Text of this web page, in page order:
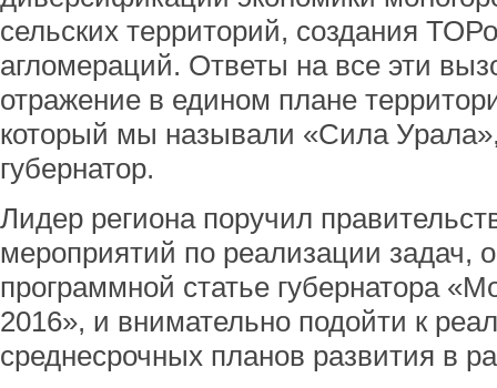
сельских территорий, создания
агломераций. Ответы на все эти
отражение в едином плане
который мы называли «Сила
губернатор.
Лидер региона поручил
мероприятий по реализации задач,
программной статье губернатора
2016», и внимательно подойти к
среднесрочных планов развития в